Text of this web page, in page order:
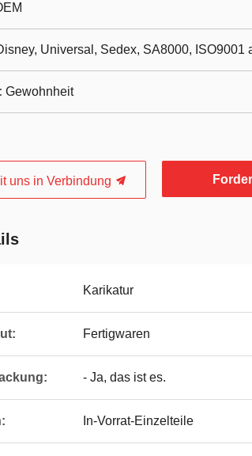
Universal, Sedex, SA8000, ISO9001
Gewohnheit
uns in Verbindung
Karikatur
Fertigwaren
- Ja, das ist es.
In-Vorrat-Einzelteile